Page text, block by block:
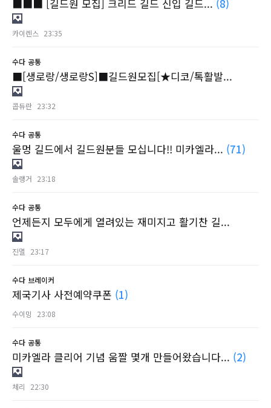
■■■ [길드원 모집] 크리드 길드 신입 길드... (8)
카이렌스 23:35
수다 공통
■[생로랑/생로랑S]■길드원모집[★디코/톡활발...
콥듀란 23:32
수다 공통
울멍 길드에서 길드원분들 모십니다!! 미카엘라... (71)
솔랭거 23:18
수다 공통
언제든지 모두에게 열려있는 재미지고 활기찬 길...
진멸 23:17
수다 브레이커
제국기사 사전예약쿠폰 (1)
수이밍 23:08
수다 공통
미카엘라 클리어 기념 움짤 몇개 만들어왔습니다... (2)
체리 22:30